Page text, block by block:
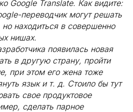
Google Translate. Как видите:
переводчик могут решать
находиться в совершенно
нишах.
появилась новая
в другую страну, пройти
при этом его жена тоже
язык и т. д. Стоило бы тут
свое продуктовое
сделать парное